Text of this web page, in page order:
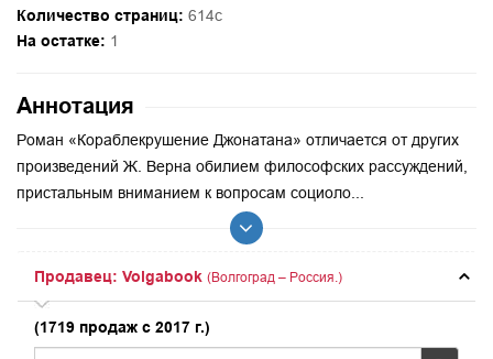
Количество страниц: 614с
На остатке: 1
Аннотация
Роман «Кораблекрушение Джонатана» отличается от других
произведений Ж. Верна обилием философских рассуждений,
пристальным вниманием к вопросам социоло...
Продавец: Volgabook (Волгоград – Россия.)
(1719 продаж с 2017 г.)